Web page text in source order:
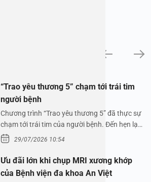
“Trao yêu thương 5” chạm tới trái tim
người bệnh
Chương trình “Trao yêu thương 5” đã thực sự
chạm tới trái tim của người bệnh. Đến hẹn lại
lên,…29/07/2026 10:54
Ưu đãi lớn khi chụp MRI xương khớp
của Bệnh viện đa khoa An Việt